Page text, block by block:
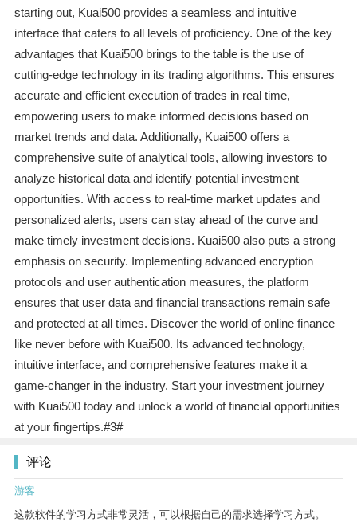
starting out, Kuai500 provides a seamless and intuitive
interface that caters to all levels of proficiency. One of the key
advantages that Kuai500 brings to the table is the use of
cutting-edge technology in its trading algorithms. This ensures
accurate and efficient execution of trades in real time,
empowering users to make informed decisions based on
market trends and data. Additionally, Kuai500 offers a
comprehensive suite of analytical tools, allowing investors to
analyze historical data and identify potential investment
opportunities. With access to real-time market updates and
personalized alerts, users can stay ahead of the curve and
make timely investment decisions. Kuai500 also puts a strong
emphasis on security. Implementing advanced encryption
protocols and user authentication measures, the platform
ensures that user data and financial transactions remain safe
and protected at all times. Discover the world of online finance
like never before with Kuai500. Its advanced technology,
intuitive interface, and comprehensive features make it a
game-changer in the industry. Start your investment journey
with Kuai500 today and unlock a world of financial opportunities
at your fingertips.#3#
评论
游客
这款软件的学习方式非常灵活，可以根据自己的需求选择学习方式。